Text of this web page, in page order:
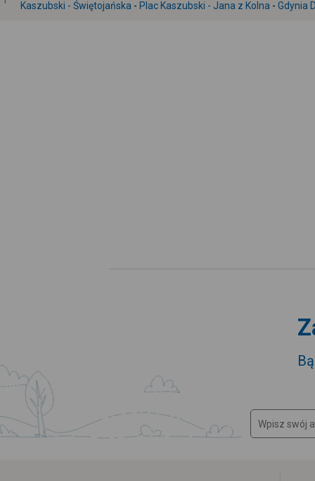
Kaszubski - Świętojańska - Plac Kaszubski - Jana z Kolna - Gdynia